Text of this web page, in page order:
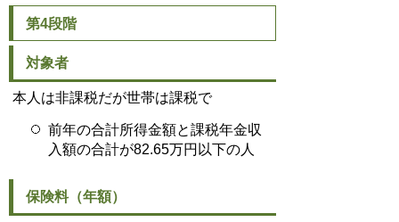
第4段階
対象者
本人は非課税だが世帯は課税で
前年の合計所得金額と課税年金収
入額の合計が82.65万円以下の人
保険料（年額）